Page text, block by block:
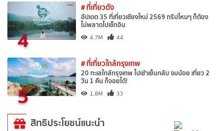
4
# ที่เที่ยวดัง
อัปเดต 35 ที่เที่ยวเชียงใหม่ 2569 ทริปไหนๆ ก็ต้อง
ไม่พลาดไปเช็กอิน
4.7M 44
5
# ที่เที่ยวใกล้กรุงเทพ
20 ทะเลใกล้กรุงเทพ ไปเช้าเย็นกลับ งบน้อย เที่ยว 2
วัน 1 คืน ก็จอยได้!
1.8M 33
สิทธิประโยชน์แนะนำ